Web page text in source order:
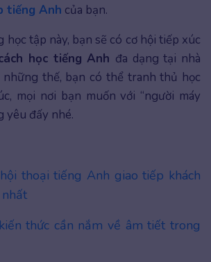
tiếng Anh của bạn.
tập này, bạn sẽ có cơ hội tiếp xúc
học tiếng Anh đa dạng tại nhà
những thế, bạn có thể tranh thủ học
mọi nơi bạn muốn với “người máy
yêu đấy nhé.
thoại tiếng Anh giao tiếp khách
thức cần nắm về âm tiết trong